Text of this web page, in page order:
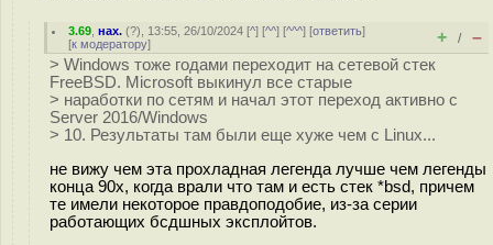
3.69 ,нах. (?), 13:55, 26/10/2024 [^] [^^] [^^^] [ответить]
[к модератору] + / –
> Windows тоже годами переходит на сетевой стек
FreeBSD. Microsoft выкинул все старые
> наработки по сетям и начал этот переход активно с
Server 2016/Windows
> 10. Результаты там были еще хуже чем с Linux...
не вижу чем эта прохладная легенда лучше чем легенды
конца 90х, когда врали что там и есть стек *bsd, причем
те имели некоторое правдоподобие, из-за серии
работающих бсдшных эксплойтов.